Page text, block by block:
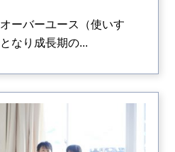
ーバーユース（使いす
なり成長期の...